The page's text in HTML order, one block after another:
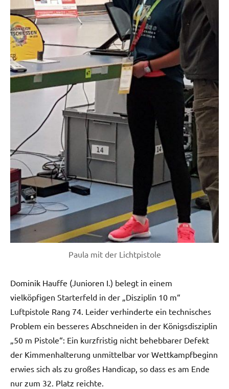
Paula mit der Lichtpistole
Dominik Hauffe (Junioren I.) belegt in einem
vielköpfigen Starterfeld in der „Disziplin 10 m“
Luftpistole Rang 74. Leider verhinderte ein technisches
Problem ein besseres Abschneiden in der Königsdisziplin
„50 m Pistole“: Ein kurzfristig nicht behebbarer Defekt
der Kimmenhalterung unmittelbar vor Wettkampfbeginn
erwies sich als zu großes Handicap, so dass es am Ende
nur zum 32. Platz reichte.